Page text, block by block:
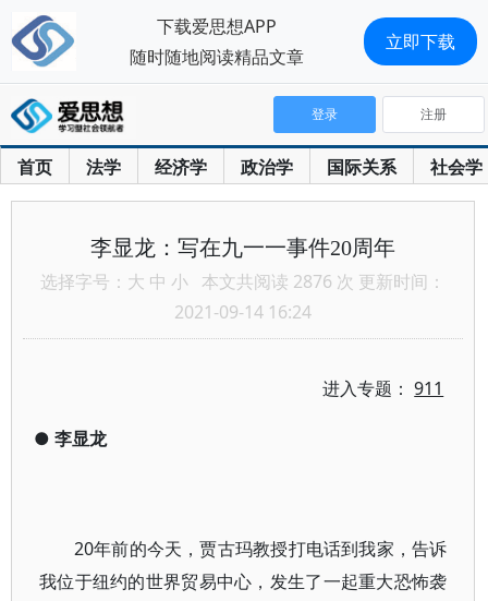
首页 法学 经济学 政治学 国际关系 社会学
登录 注册
李显龙：写在九一一事件20周年
选择字号： 大 中 小 本文共阅读 2876 次 更新时间：
2021-09-14 16:24
进入专题：911
● 李显龙
20年前的今天，贾古玛教授打电话到我家，告诉
我位于纽约的世界贸易中心，发生了一起重大恐怖袭
下载爱思想APP
随时随地阅读精品文章
立即下载